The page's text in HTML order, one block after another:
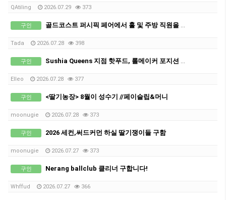
QAtiling 2026.07.29 373
구인 골드코스트 퍼시픽 페어에서 홀 및 주방 직원을 모집합니다!
Tada 2026.07.28 398
구인 Sushia Queens 지점 핫푸드, 롤메이커 포지션 구인!
Elleo 2026.07.28 377
구인 <딸기농장> 8월이 성수기 //페이슬립&머니
moonugie 2026.07.28 373
구인 2026 세컨,써드커먼 하실 딸기쟁이들 구함
moonugie 2026.07.27 373
구인 Nerang ballclub 클리너 구합니다!
Whffud 2026.07.27 366